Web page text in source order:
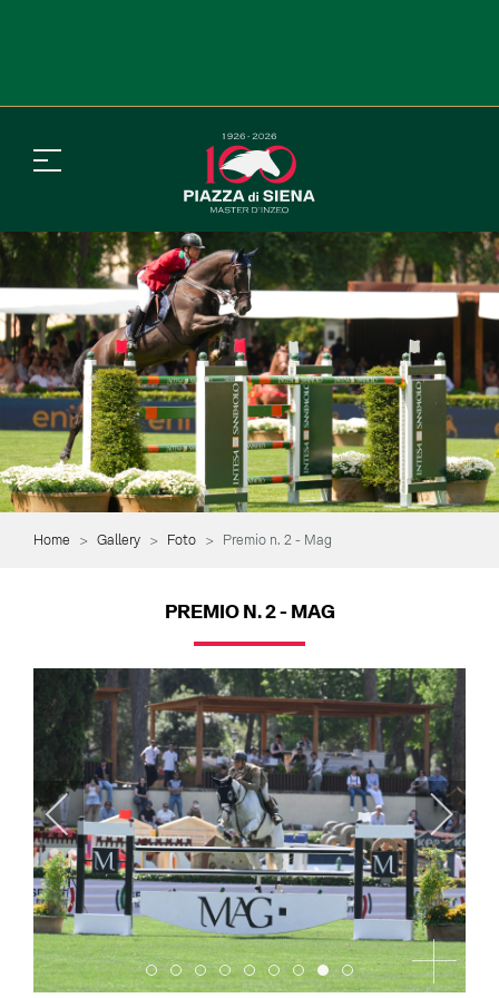
Home Gallery Foto Premio n. 2 - Mag
PREMIO N. 2 - MAG
Item 0Item 1Item 2Item 3Item 4Item 5Item 6Item 7Item 8